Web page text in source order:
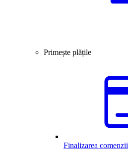
Primește plățile
Finalizarea comenzii